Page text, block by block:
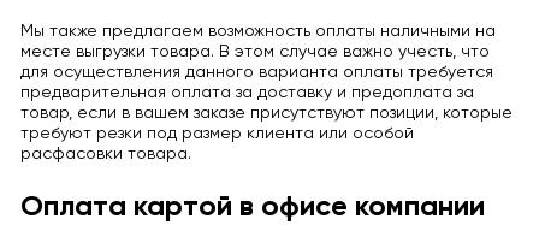
Мы также предлагаем возможность оплаты наличными на
месте выгрузки товара. В этом случае важно учесть, что
для осуществления данного варианта оплаты требуется
предварительная оплата за доставку и предоплата за
товар, если в вашем заказе присутствуют позиции, которые
требуют резки под размер клиента или особой
расфасовки товара.
Оплата картой в офисе компании